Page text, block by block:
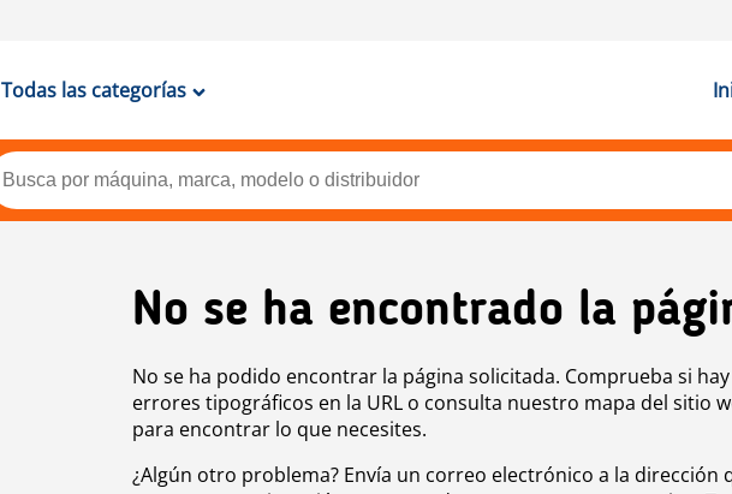
Todas las categorías
No se ha encontrado la
No se ha podido encontrar la página solicitada. Comprueba si hay
errores tipográficos en la URL o consulta nuestro mapa del sitio
para encontrar lo que necesites.
¿Algún otro problema? Envía un correo electrónico a la dirección